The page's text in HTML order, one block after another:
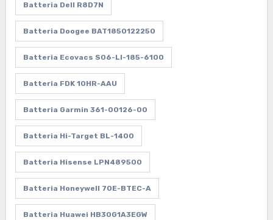
Batteria Dell R8D7N
Batteria Doogee BAT1850122250
Batteria Ecovacs S06-LI-185-6100
Batteria FDK 10HR-AAU
Batteria Garmin 361-00126-00
Batteria Hi-Target BL-1400
Batteria Hisense LPN489500
Batteria Honeywell 70E-BTEC-A
Batteria Huawei HB30G1A3EGW